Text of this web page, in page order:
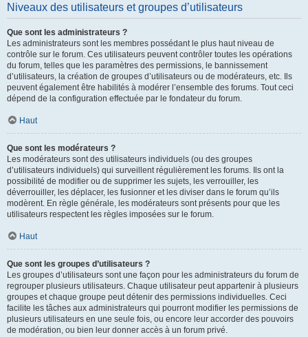
Niveaux des utilisateurs et groupes d’utilisateurs
Que sont les administrateurs ?
Les administrateurs sont les membres possédant le plus haut niveau de
contrôle sur le forum. Ces utilisateurs peuvent contrôler toutes les opérations
du forum, telles que les paramètres des permissions, le bannissement
d’utilisateurs, la création de groupes d’utilisateurs ou de modérateurs, etc. Ils
peuvent également être habilités à modérer l’ensemble des forums. Tout ceci
dépend de la configuration effectuée par le fondateur du forum.
Haut
Que sont les modérateurs ?
Les modérateurs sont des utilisateurs individuels (ou des groupes
d’utilisateurs individuels) qui surveillent régulièrement les forums. Ils ont la
possibilité de modifier ou de supprimer les sujets, les verrouiller, les
déverrouiller, les déplacer, les fusionner et les diviser dans le forum qu’ils
modèrent. En règle générale, les modérateurs sont présents pour que les
utilisateurs respectent les règles imposées sur le forum.
Haut
Que sont les groupes d’utilisateurs ?
Les groupes d’utilisateurs sont une façon pour les administrateurs du forum de
regrouper plusieurs utilisateurs. Chaque utilisateur peut appartenir à plusieurs
groupes et chaque groupe peut détenir des permissions individuelles. Ceci
facilite les tâches aux administrateurs qui pourront modifier les permissions de
plusieurs utilisateurs en une seule fois, ou encore leur accorder des pouvoirs
de modération, ou bien leur donner accès à un forum privé.